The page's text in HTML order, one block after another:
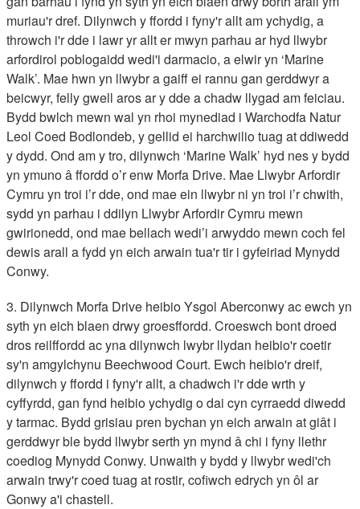
muriau'r dref. Dilynwch y ffordd i fyny'r allt am ychydig, a
throwch i'r dde i lawr yr allt er mwyn parhau ar hyd llwybr
arfordirol poblogaidd wedi'i darmacio, a elwir yn ‘Marine
Walk’. Mae hwn yn llwybr a gaiff ei rannu gan gerddwyr a
beicwyr, felly gwell aros ar y dde a chadw llygad am feiciau.
Bydd bwlch mewn wal yn rhoi mynediad i Warchodfa Natur
Leol Coed Bodlondeb, y gellid ei harchwilio tuag at ddiwedd
y dydd. Ond am y tro, dilynwch ‘Marine Walk’ hyd nes y bydd
yn ymuno â ffordd o’r enw Morfa Drive. Mae Llwybr Arfordir
Cymru yn troi i’r dde, ond mae ein llwybr ni yn troi i’r chwith,
sydd yn parhau i ddilyn Llwybr Arfordir Cymru mewn
gwirionedd, ond mae bellach wedi’i arwyddo mewn coch fel
dewis arall a fydd yn eich arwain tua'r tir i gyfeiriad Mynydd
Conwy.
3. Dilynwch Morfa Drive heibio Ysgol Aberconwy ac ewch yn
syth yn eich blaen drwy groesffordd. Croeswch bont droed
dros reilffordd ac yna dilynwch lwybr llydan heibio'r coetir
sy'n amgylchynu Beechwood Court. Ewch heibio'r dreif,
dilynwch y ffordd i fyny'r allt, a chadwch i'r dde wrth y
cyffyrdd, gan fynd heibio ychydig o dai cyn cyrraedd diwedd
y tarmac. Bydd grisiau pren bychan yn eich arwain at giât i
gerddwyr ble bydd llwybr serth yn mynd â chi i fyny llethr
coediog Mynydd Conwy. Unwaith y bydd y llwybr wedi'ch
arwain trwy'r coed tuag at rostir, cofiwch edrych yn ôl ar
Gonwy a'i chastell.